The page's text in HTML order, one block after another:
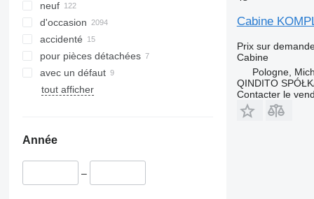
neuf
d'occasion
accidenté
pour pièces détachées
avec un défaut
tout afficher
Année
–
Cabine
Prix sur
Cabine
Pologne,
QINDITO
Contacter le